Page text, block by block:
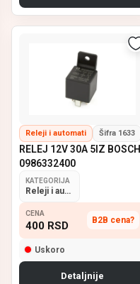
Releji i automati Šifra 1633
RELEJ 12V 30A 5IZ BOSCH
0986332400
KATEGORIJA
Releji i automati
CENA
400 RSD B2B cena?
Uskoro
Detaljnije